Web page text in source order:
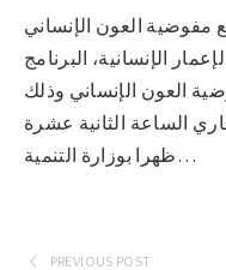
توقع مفوضية العون الإنساني
الإنسانية، البرنامج
العون الإنساني وذلك
12 أبريل الجاري الساعة الثانية عشرة
ظهرا بوزارة التنمية…
PREVIOUS POST